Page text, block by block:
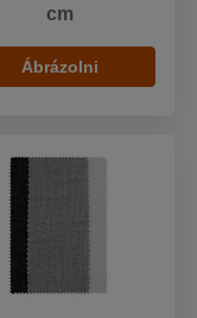
cm
Ábrázolni